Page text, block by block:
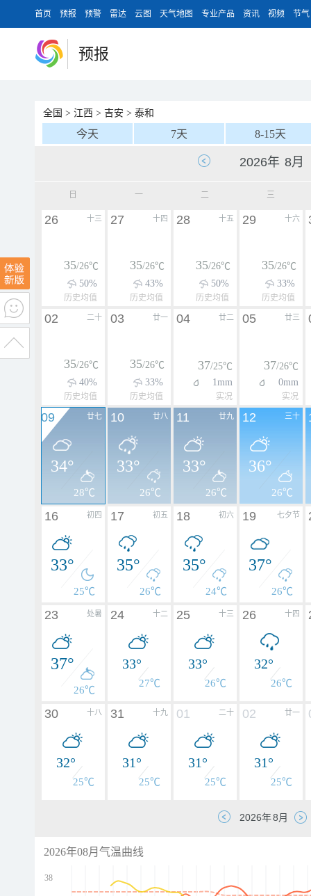
首页 预报 预警 雷达 云图 天气地图 专业产品 资讯 视频 节气
预报
全国 > 江西 > 吉安 > 泰和
今天 7天 8-15天
日 一 二 三
十三
26
35/26℃
50%
历史均值
十四
27
35/26℃
43%
历史均值
十五
28
35/26℃
50%
历史均值
十六
29
35/26℃
33%
历史均值
二十
02
35/26℃
40%
历史均值
廿一
03
35/26℃
33%
历史均值
廿二
04
37/25℃
1mm
实况
廿三
05
37/26℃
0mm
实况
廿七
09
34°
28℃
廿八
10
33°
26℃
廿九
11
33°
26℃
三十
12
36°
26℃
初四
16
33°
25℃
初五
17
35°
26℃
初六
18
35°
24℃
七夕节
19
37°
26℃
处暑
23
37°
26℃
十二
24
33°
27℃
十三
25
33°
26℃
十四
26
32°
26℃
十八
30
32°
25℃
十九
31
31°
25℃
二十
01
31°
25℃
廿一
02
31°
25℃
2026年08月气温曲线
38